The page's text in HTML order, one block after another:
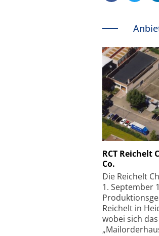
RCT Reichelt
Co.
Die Reichelt
1. September
Reichelt in
wobei sich